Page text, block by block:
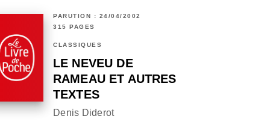
PARUTION : 24/04/2002
315 PAGES
CLASSIQUES
LE NEVEU DE
RAMEAU ET AUTRES
TEXTES
Denis Diderot